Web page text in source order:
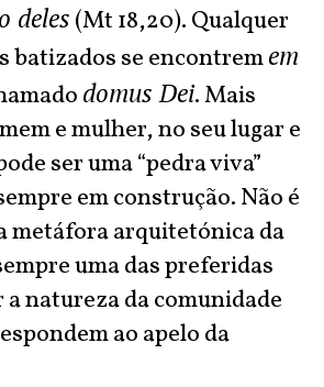
deles(Mt 18,20). Qualquer
batizados se encontremem
domus Dei. Mais
e mulher, no seu lugar e
ser uma “pedra viva”
em construção. Não é
metáfora arquitetónica da
uma das preferidas
natureza da comunidade
ao apelo da